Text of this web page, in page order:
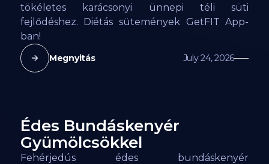
tökéletes karácsonyi ünnepi téli süti
fejlődéshez. Diétás sütemények GetFIT App-
ban!
Megnyitás July 24, 2026
172 kcal
Édes Bundáskenyér
Gyümölcsökkel
Fehérjedús édes bundáskenyér